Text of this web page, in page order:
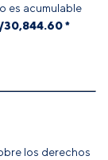
es acumulable
30,844.60 *
los derechos